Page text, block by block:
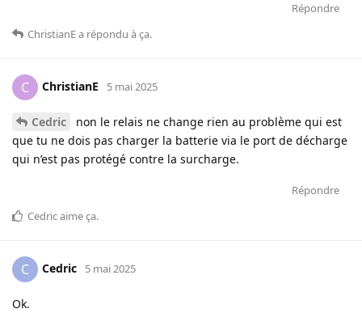
Répondre
ChristianEa répondu à ça.
C ChristianE 5 mai 2025
Cedric
non le relais ne change rien au problème qui est
que tu ne dois pas charger la batterie via le port de décharge
qui n’est pas protégé contre la surcharge.
Répondre
Cedricaime ça.
C Cedric 5 mai 2025
Ok.